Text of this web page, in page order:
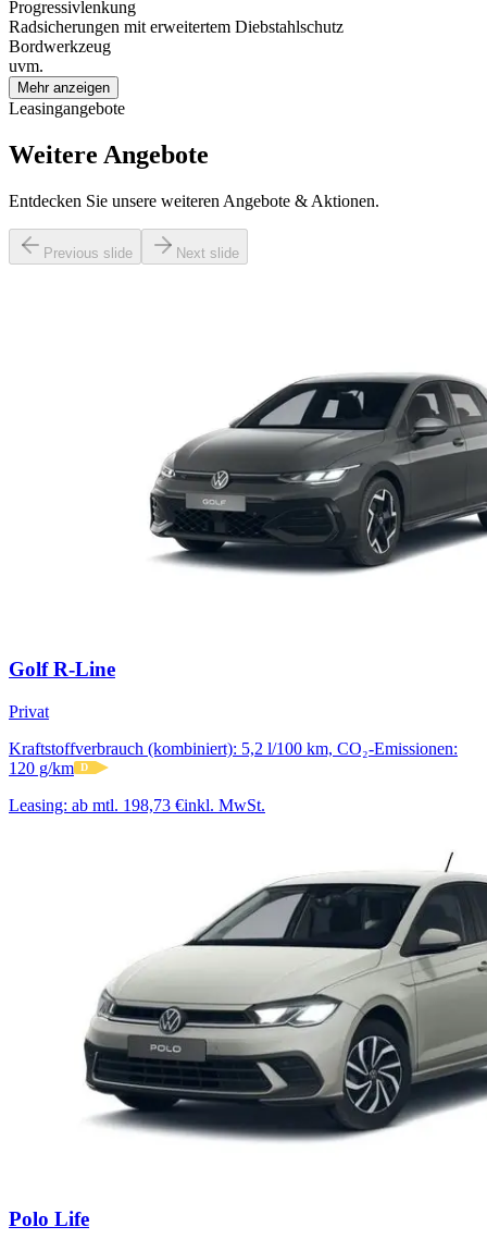
Progressivlenkung
Radsicherungen mit erweitertem Diebstahlschutz
Bordwerkzeug
uvm.
Mehr anzeigen
Leasingangebote
Weitere Angebote
Entdecken Sie unsere weiteren Angebote & Aktionen.
Previous slide Next slide
Golf R-Line
Privat
Kraftstoffverbrauch (kombiniert): 5,2 l/100 km, CO₂-Emissionen:
120 g/km D
Leasing: ab mtl. 198,73 €inkl. MwSt.
Polo Life